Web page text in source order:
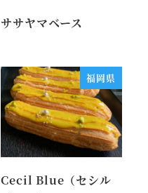
ササヤマベース
福岡県
Cecil Blue（セシル